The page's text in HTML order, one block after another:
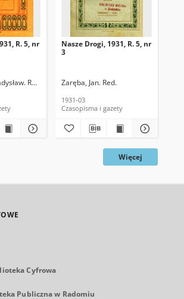
R. 5, nr
Red.
Nasze Drogi, 1931, R. 5, nr
3
Zaręba, Jan. Red.
1931-03
Czasopisma i gazety
Więcej
Cyfrowa
Publiczna w Radomiu